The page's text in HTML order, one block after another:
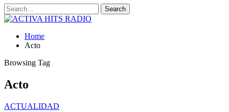
Home
Acto
Browsing Tag
Acto
ACTUALIDAD